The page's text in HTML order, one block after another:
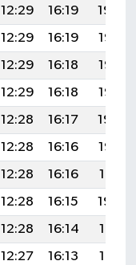
12:29 16:19
19:29
12:29 16:19
19:28
12:29 16:18
19:27
12:29 16:18
19:25
12:28 16:17
19:24
12:28 16:16
19:23
12:28 16:16
19:21
12:28 16:15
19:20
12:28 16:14
19:18
12:27 16:13
19:17